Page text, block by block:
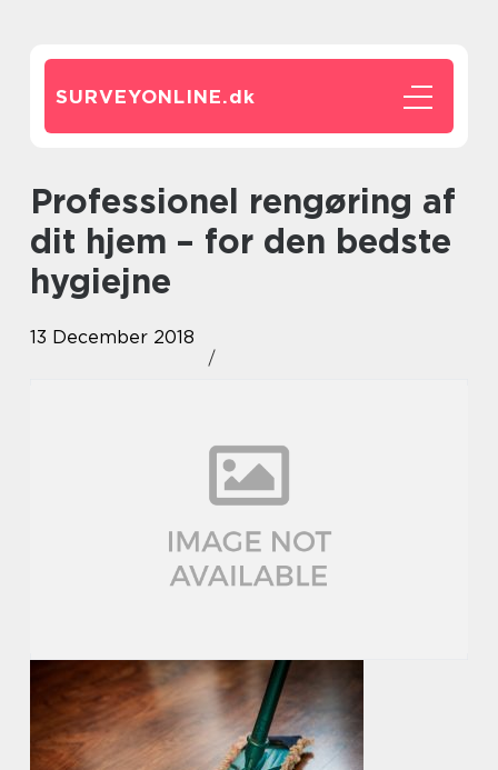
SURVEYONLINE.dk
Professionel rengøring af
dit hjem – for den bedste
hygiejne
13 December 2018